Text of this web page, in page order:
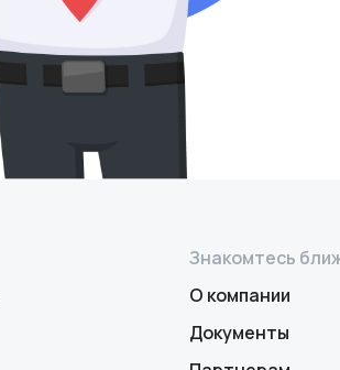
Знакомтесь
О компании
Документы